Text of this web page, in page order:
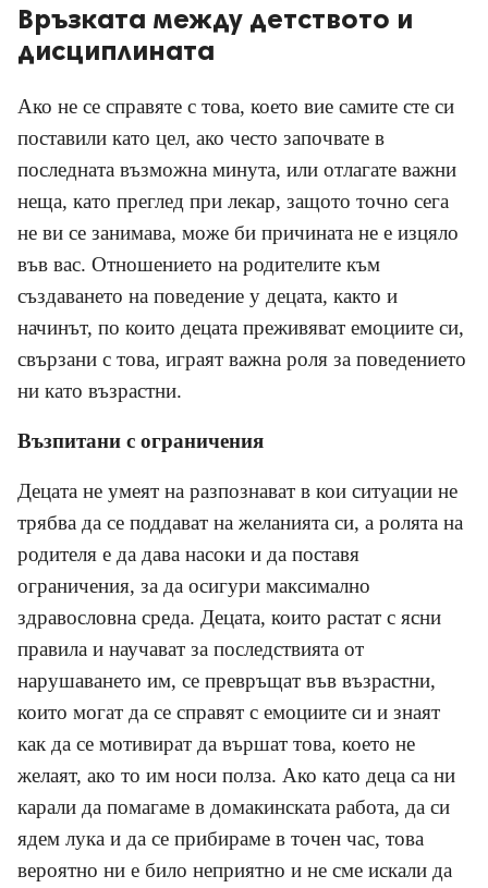
Връзката между детството и
дисциплината
Ако не се справяте с това, което вие самите сте си
поставили като цел, ако често започвате в
последната възможна минута, или отлагате важни
неща, като преглед при лекар, защото точно сега
не ви се занимава, може би причината не е изцяло
във вас. Отношението на родителите към
създаването на поведение у децата, както и
начинът, по които децата преживяват емоциите си,
свързани с това, играят важна роля за поведението
ни като възрастни.
Възпитани с ограничения
Децата не умеят на разпознават в кои ситуации не
трябва да се поддават на желанията си, а ролята на
родителя е да дава насоки и да поставя
ограничения, за да осигури максимално
здравословна среда. Децата, които растат с ясни
правила и научават за последствията от
нарушаването им, се превръщат във възрастни,
които могат да се справят с емоциите си и знаят
как да се мотивират да вършат това, което не
желаят, ако то им носи полза. Ако като деца са ни
карали да помагаме в домакинската работа, да си
ядем лука и да се прибираме в точен час, това
вероятно ни е било неприятно и не сме искали да